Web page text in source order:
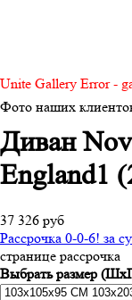
Unite Gallery Error -
Фото наших
Диван
England1
37 326 руб
Рассрочка 0-0-6! за
странице рассрочка
Выбрать размер